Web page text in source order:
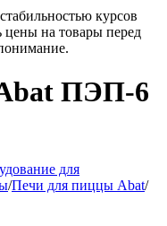
курсов
цены на товары перед
ПЭП-6
для
/Печи для пиццы Abat/